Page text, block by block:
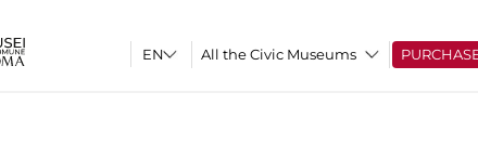
All the Civic Museums